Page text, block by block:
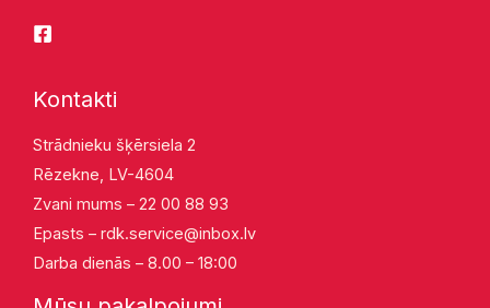
Kontakti
Strādnieku šķērsiela 2
Rēzekne, LV-4604
Zvani mums – 22 00 88 93
Epasts – rdk.service@inbox.lv
Darba dienās – 8.00 – 18:00